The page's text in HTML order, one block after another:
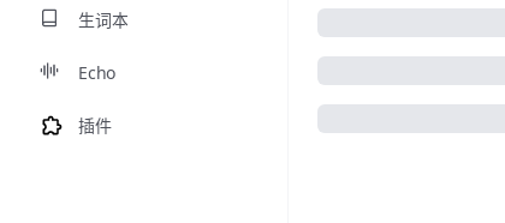
生词本
Echo
插件